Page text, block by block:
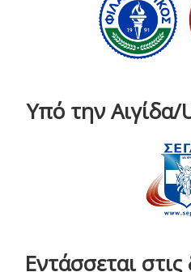
Υπό την
Εντάσσεται